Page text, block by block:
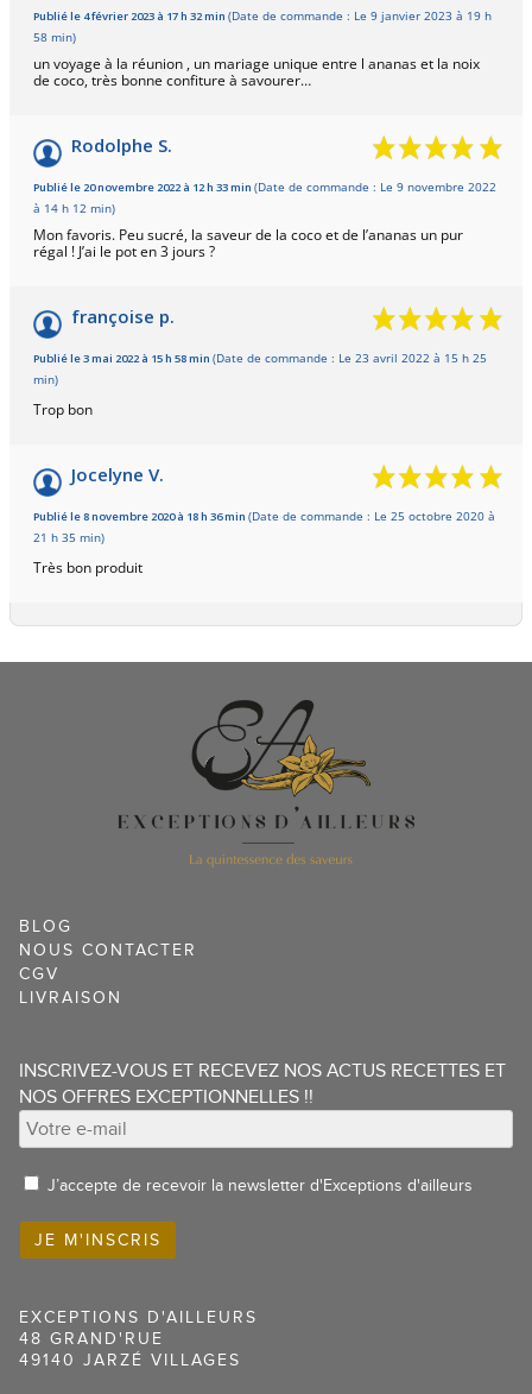
Publié le 4 février 2023 à 17 h 32 min (Date de commande : Le 9 janvier 2023 à 19 h
58 min)
un voyage à la réunion , un mariage unique entre l ananas et la noix
de coco, très bonne confiture à savourer…
Rodolphe S.
Publié le 20 novembre 2022 à 12 h 33 min (Date de commande : Le 9 novembre 2022
à 14 h 12 min)
Mon favoris. Peu sucré, la saveur de la coco et de l’ananas un pur
régal ! J’ai le pot en 3 jours ?
françoise p.
Publié le 3 mai 2022 à 15 h 58 min (Date de commande : Le 23 avril 2022 à 15 h 25
min)
Trop bon
Jocelyne V.
Publié le 8 novembre 2020 à 18 h 36 min (Date de commande : Le 25 octobre 2020 à
21 h 35 min)
Très bon produit
BLOG
NOUS CONTACTER
CGV
LIVRAISON
INSCRIVEZ-VOUS ET RECEVEZ NOS ACTUS RECETTES ET
NOS OFFRES EXCEPTIONNELLES !!
J’accepte de recevoir la newsletter d'Exceptions d'ailleurs
EXCEPTIONS D'AILLEURS
48 GRAND'RUE
49140 JARZÉ VILLAGES